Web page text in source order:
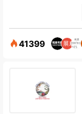
41399